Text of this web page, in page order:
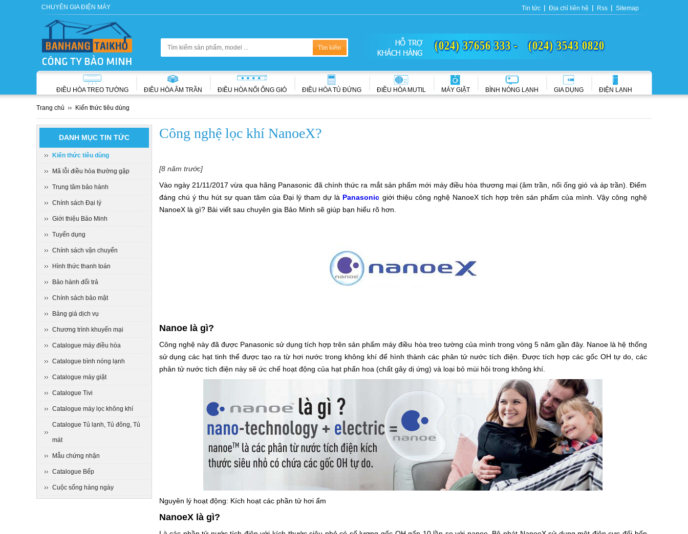
CHUYÊN GIA ĐIỆN MÁY Tin tức Địa chỉ liên hệ Rss Sitemap
(024) 37656 333 - (024) 3543 0820
ĐIỀU HÒA TREO TƯỜNG ĐIỀU HÒA ÂM TRẦN ĐIỀU HÒA NỐI ỐNG GIÓ ĐIỀU HÒA TỦ ĐỨNG ĐIỀU HÒA MUTIL MÁY GIẶT BÌNH NÓNG LẠNH GIA DỤNG ĐIỆN LẠNH
Trang chủ Kiến thức tiêu dùng
DANH MỤC TIN TỨC
Kiến thức tiêu dùng
Mã lỗi điều hòa thường gặp
Trung tâm bảo hành
Chính sách Đại lý
Giới thiệu Bảo Minh
Tuyển dụng
Chính sách vận chuyển
Hình thức thanh toán
Bảo hành đổi trả
Chính sách bảo mật
Bảng giá dịch vụ
Chương trình khuyến mại
Catalogue máy điều hòa
Catalogue bình nóng lạnh
Catalogue máy giặt
Catalogue Tivi
Catalogue máy lọc không khí
Catalogue Tủ lạnh, Tủ đông, Tủ
mát
Mẫu chứng nhận
Catalogue Bếp
Cuộc sống hàng ngày
Công nghệ lọc khí NanoeX?
[8 năm trước]
Vào ngày 21/11/2017 vừa qua hãng Panasonic đã chính thức ra mắt sản phẩm mới máy điều hòa thương mại (âm trần, nối ống gió và áp trần). Điểm
đáng chú ý thu hút sự quan tâm của Đại lý tham dự là Panasonic giới thiệu công nghệ NanoeX tích hợp trên sản phẩm của mình. Vậy công nghệ
NanoeX là gì? Bài viết sau chuyên gia Bảo Minh sẽ giúp bạn hiểu rõ hơn.
Nanoe là gì?
Công nghệ này đã được Panasonic sử dụng tích hợp trên sản phẩm máy điều hòa treo tường của mình trong vòng 5 năm gần đây. Nanoe là hệ thống
sử dụng các hạt tinh thể được tạo ra từ hơi nước trong không khí để hình thành các phân tử nước tích điện. Được tích hợp các gốc OH tự do, các
phân tử nước tích điện này sẽ ức chế hoạt động của hạt phấn hoa (chất gây dị ứng) và loại bỏ mùi hôi trong không khí.
Nguyên lý hoạt động: Kích hoạt các phần tử hơi ẩm
NanoeX là gì?